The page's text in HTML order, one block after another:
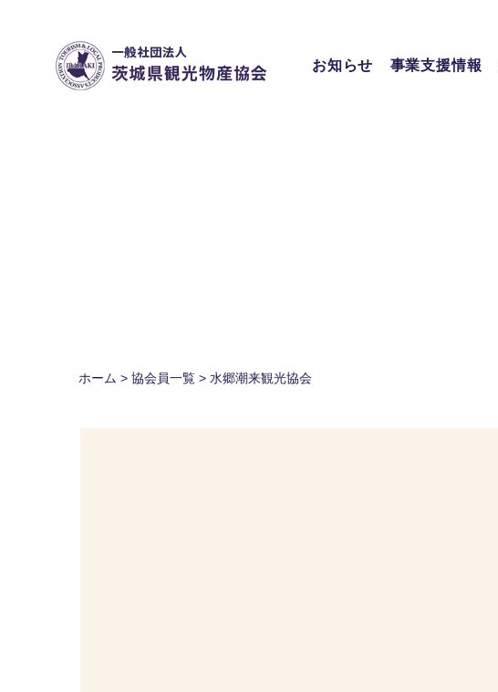
content
お知らせ
事業支援情報
ホーム > 協会員一覧 > 水郷潮来観光協会